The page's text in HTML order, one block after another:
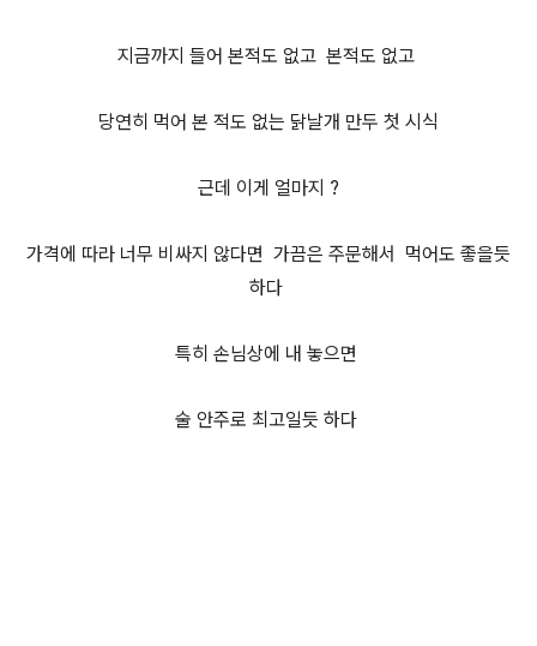
지금까지 들어 본적도 없고 본적도 없고
당연히 먹어 본 적도 없는 닭날개 만두 첫 시식
근데 이게 얼마지 ?
가격에 따라 너무 비싸지 않다면 가끔은 주문해서 먹어도 좋을듯
하다
특히 손님상에 내 놓으면
술 안주로 최고일듯 하다